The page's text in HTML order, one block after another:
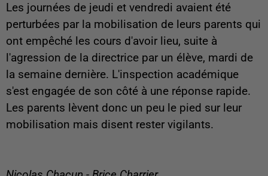
Les journées de jeudi et vendredi avaient été
perturbées par la mobilisation de leurs parents qui
ont empêché les cours d'avoir lieu, suite à
l'agression de la directrice par un élève, mardi de
la semaine dernière. L'inspection académique
s'est engagée de son côté à une réponse rapide.
Les parents lèvent donc un peu le pied sur leur
mobilisation mais disent rester vigilants.